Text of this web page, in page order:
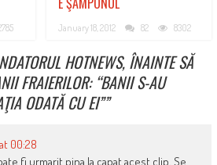
January 18, 2012 82 8302
HOTNEWS, ÎNAINTE SĂ
FRAIERILOR: “BANII S-AU
ODATĂ CU EI””
00:28
fi urmarit pina la capat acest clip. Se